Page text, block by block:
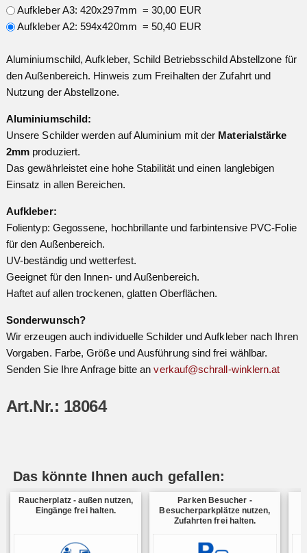
Aufkleber A3: 420x297mm = 30,00 EUR
Aufkleber A2: 594x420mm = 50,40 EUR
Aluminiumschild, Aufkleber, Schild Betriebsschild Abstellzone für
den Außenbereich. Hinweis zum Freihalten der Zufahrt und
Nutzung der Abstellzone.
Aluminiumschild:
Unsere Schilder werden auf Aluminium mit der Materialstärke
2mm produziert.
Das gewährleistet eine hohe Stabilität und einen langlebigen
Einsatz in allen Bereichen.
Aufkleber:
Folientyp: Gegossene, hochbrillante und farbintensive PVC-Folie
für den Außenbereich.
UV-beständig und wetterfest.
Geeignet für den Innen- und Außenbereich.
Haftet auf allen trockenen, glatten Oberflächen.
Sonderwunsch?
Wir erzeugen auch individuelle Schilder und Aufkleber nach Ihren
Vorgaben. Farbe, Größe und Ausführung sind frei wählbar.
Senden Sie Ihre Anfrage bitte anverkauf@schrall-winklern.at
Art.Nr.: 18064
Das könnte Ihnen auch gefallen:
Raucherplatz - außen nutzen,
Eingänge frei halten.
Parken Besucher -
Besucherparkplätze nutzen,
Zufahrten frei halten.